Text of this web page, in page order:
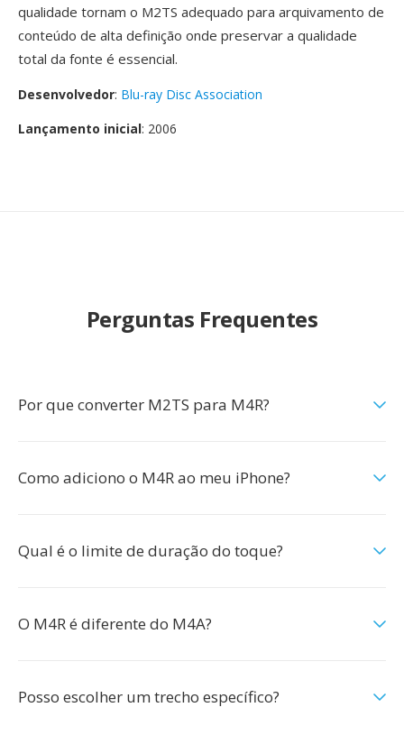
qualidade tornam o M2TS adequado para arquivamento de
conteúdo de alta definição onde preservar a qualidade
total da fonte é essencial.
Desenvolvedor: Blu-ray Disc Association
Lançamento inicial: 2006
Perguntas Frequentes
Por que converter M2TS para M4R?
Como adiciono o M4R ao meu iPhone?
Qual é o limite de duração do toque?
O M4R é diferente do M4A?
Posso escolher um trecho específico?